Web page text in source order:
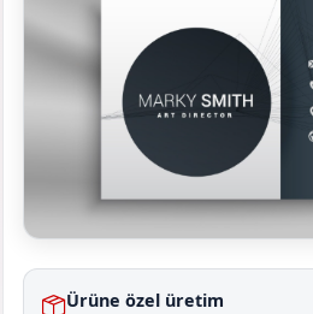
Ürüne özel üretim